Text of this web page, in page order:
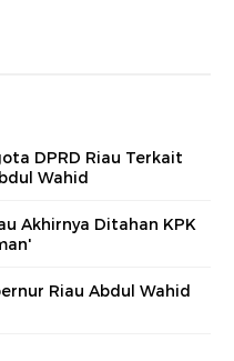
DPRD Riau Terkait
Wahid
Akhirnya Ditahan KPK
Riau Abdul Wahid